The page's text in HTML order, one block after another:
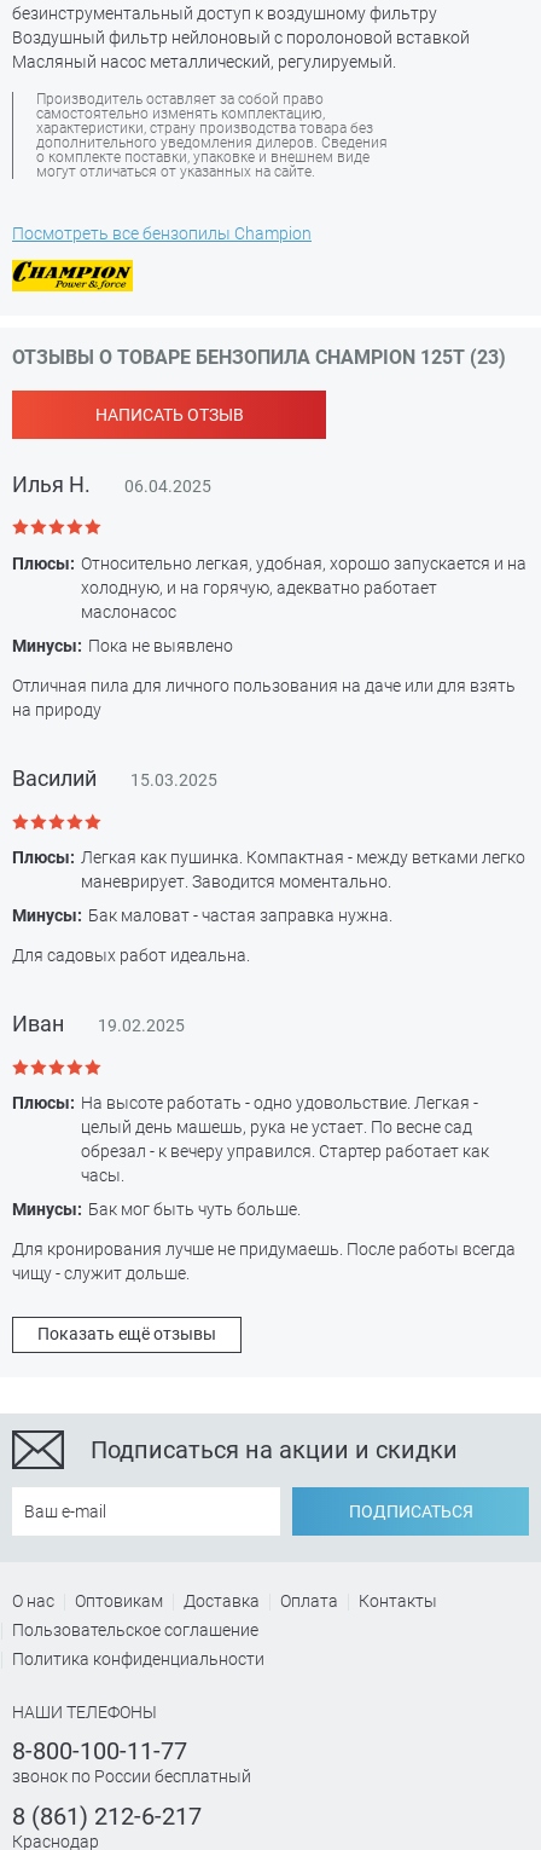
безинструментальный доступ к воздушному фильтру
Воздушный фильтр нейлоновый с поролоновой вставкой
Масляный насос металлический, регулируемый.
Производитель оставляет за собой право
самостоятельно изменять комплектацию,
характеристики, страну производства товара без
дополнительного уведомления дилеров. Сведения
о комплекте поставки, упаковке и внешнем виде
могут отличаться от указанных на сайте.
Посмотреть все бензопилы Champion
ОТЗЫВЫ О ТОВАРЕ БЕНЗОПИЛА CHAMPION 125T (23)
НАПИСАТЬ ОТЗЫВ
Илья Н. 06.04.2025
Плюсы: Относительно легкая, удобная, хорошо запускается и на
холодную, и на горячую, адекватно работает
маслонасос
Минусы: Пока не выявлено
Отличная пила для личного пользования на даче или для взять
на природу
Василий 15.03.2025
Плюсы: Легкая как пушинка. Компактная - между ветками легко
маневрирует. Заводится моментально.
Минусы: Бак маловат - частая заправка нужна.
Для садовых работ идеальна.
Иван 19.02.2025
Плюсы: На высоте работать - одно удовольствие. Легкая -
целый день машешь, рука не устает. По весне сад
обрезал - к вечеру управился. Стартер работает как
часы.
Минусы: Бак мог быть чуть больше.
Для кронирования лучше не придумаешь. После работы всегда
чищу - служит дольше.
Показать ещё отзывы
Подписаться на акции и скидки
ПОДПИСАТЬСЯ
О нас Оптовикам Доставка Оплата
Контакты
Пользовательское соглашение
Политика конфиденциальности
НАШИ ТЕЛЕФОНЫ
8-800-100-11-77
звонок по России бесплатный
8 (861) 212-6-217
Краснодар